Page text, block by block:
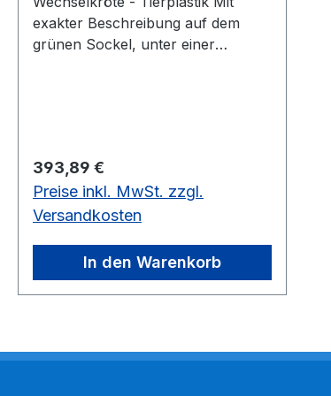
exakter Beschreibung auf dem
grünen Sockel, unter einer
Regulärer Preis:
393,89 €
Preise inkl. MwSt. zzgl.
Versandkosten
In den Warenkorb